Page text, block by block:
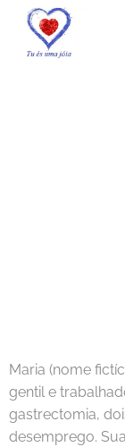
Maria (nome
gentil e
gastrectomia,
desemprego.